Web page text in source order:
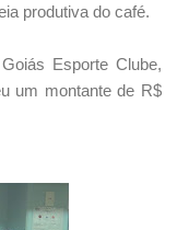
produtiva do café.
Esporte Clube,
um montante de R$